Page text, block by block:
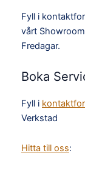
Fyll i
vårt
Fredagar.
Boka
Fyll i
Verkstad
Hitta till oss: